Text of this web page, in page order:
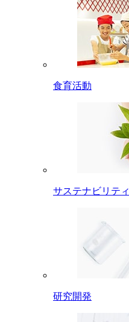
食育活動
サステナビリティ
研究開発